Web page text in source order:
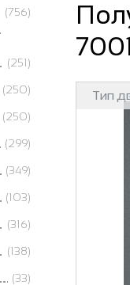
(756)
(251)
(250)
(250)
(299)
(349)
(103)
(316)
(138)
(33)
7001
Тип